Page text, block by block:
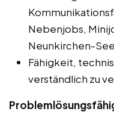
Nebenjobs,
Neunkirchen-
Fähigkeit,
verständlich zu